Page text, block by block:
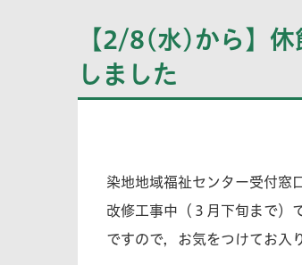
【2/8(水)から】休
しました
染地地域福祉センター受付窓
改修工事中（３月下旬まで）
ですので，お気をつけてお入